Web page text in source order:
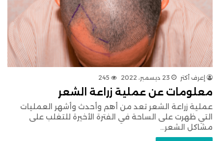
إعرف أكتر 23 ديسمبر، 2022 245
معلومات عن عملية زراعة الشعر
عملية زراعة الشعر تعد من أهم وأحدث وأشهر العمليات
التي ظهرت على الساحة في الفترة الأخيرة للتغلب على
مشاكل الشعر…